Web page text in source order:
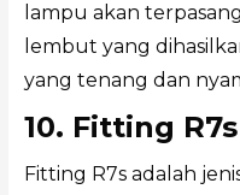
lampu akan
lembut yang
yang tenang dan
10. Fitting
Fitting R7s adalah